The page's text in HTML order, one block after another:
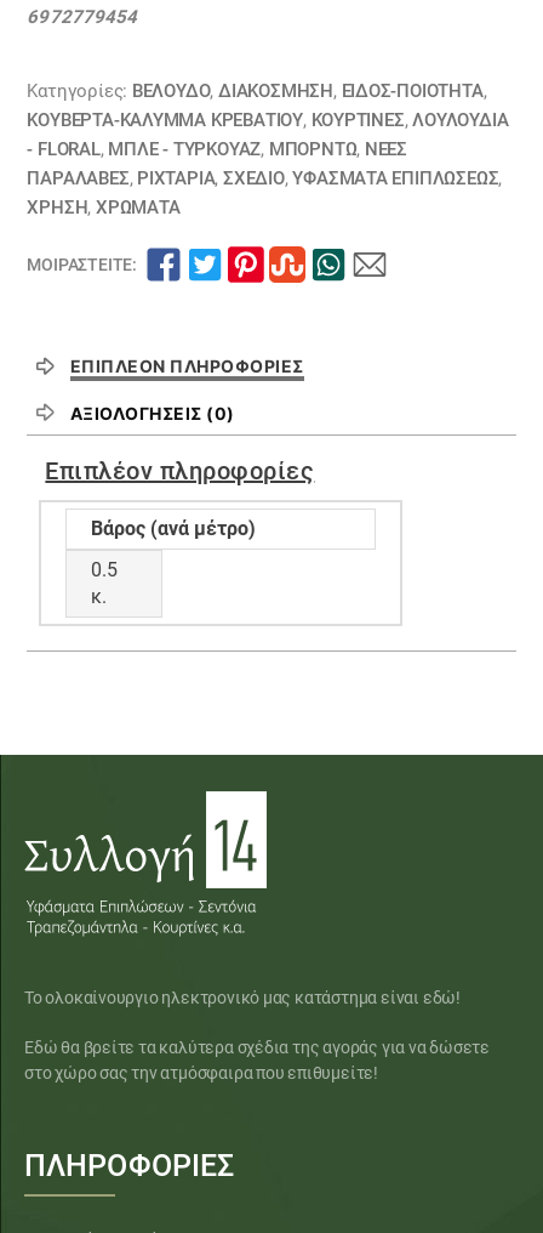
6972779454
Κατηγορίες: ΒΕΛΟΥΔΟ, ΔΙΑΚΟΣΜΗΣΗ, ΕΙΔΟΣ-ΠΟΙΟΤΗΤΑ,
ΚΟΥΒΈΡΤΑ-ΚΆΛΥΜΜΑ ΚΡΕΒΑΤΙΟΎ, ΚΟΥΡΤΊΝΕΣ,ΛΟΥΛΟΎΔΙΑ
- FLORAL, ΜΠΛΕ - ΤΥΡΚΟΥΑΖ, ΜΠΟΡΝΤΩ, ΝΕΕΣ
ΠΑΡΑΛΑΒΕΣ, ΡΙΧΤΆΡΙΑ,ΣΧΕΔΙΟ,ΥΦΆΣΜΑΤΑ ΕΠΙΠΛΏΣΕΩΣ,
ΧΡΗΣΗ, ΧΡΏΜΑΤΑ
ΜΟΙΡΑΣΤΕΊΤΕ:
ΕΠΙΠΛΈΟΝ ΠΛΗΡΟΦΟΡΊΕΣ
ΑΞΙΟΛΟΓΉΣΕΙΣ (0)
Επιπλέον πληροφορίες
Βάρος (ανά μέτρο)
0.5
κ.
Το ολοκαίνουργιο ηλεκτρονικό μας κατάστημα είναι εδώ!
Εδώ θα βρείτε τα καλύτερα σχέδια της αγοράς για να δώσετε
στο χώρο σας την ατμόσφαιρα που επιθυμείτε!
ΠΛΗΡΟΦΟΡΙΕΣ